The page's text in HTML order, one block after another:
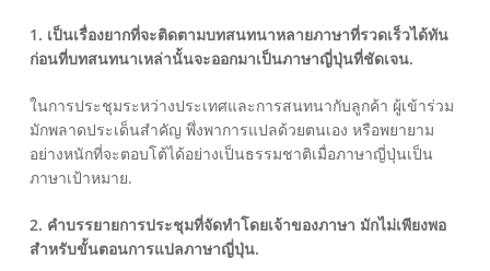
1. เป็นเรื่องยากที่จะติดตามบทสนทนาหลายภาษาที่รวดเร็วได้ทัน
ก่อนที่บทสนทนาเหล่านั้นจะออกมาเป็นภาษาญี่ปุ่นที่ชัดเจน.
ในการประชุมระหว่างประเทศและการสนทนากับลูกค้า ผู้เข้าร่วม
มักพลาดประเด็นสำคัญ พึ่งพาการแปลด้วยตนเอง หรือพยายาม
อย่างหนักที่จะตอบโต้ได้อย่างเป็นธรรมชาติเมื่อภาษาญี่ปุ่นเป็น
ภาษาเป้าหมาย.
2. คำบรรยายการประชุมที่จัดทำโดยเจ้าของภาษา มักไม่เพียงพอ
สำหรับขั้นตอนการแปลภาษาญี่ปุ่น.